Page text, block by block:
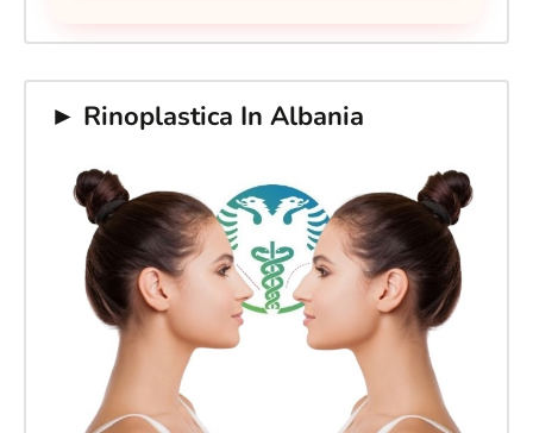
► Rinoplastica In Albania